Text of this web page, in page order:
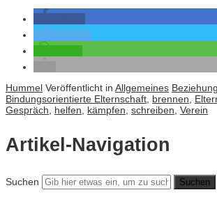
Hummel Veröffentlicht in Allgemeines
Bindungsorientierte Elternschaft, brennen,
Gespräch, helfen, kämpfen, schreiben, Verein
Artikel-Navigation
Suchen